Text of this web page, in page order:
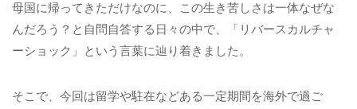
母国に帰ってきただけなのに、この生き苦しさは一体なぜな
んだろう？と自問自答する日々の中で、「リバースカルチャ
ーショック」という言葉に辿り着きました。
そこで、今回は留学や駐在などある一定期間を海外で過ご